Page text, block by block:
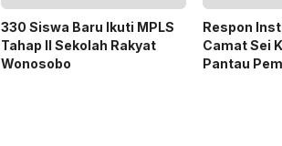
330 Siswa Baru Ikuti MPLS
Tahap II Sekolah Rakyat
Wonosobo
Respon
Camat Sei
Pantau